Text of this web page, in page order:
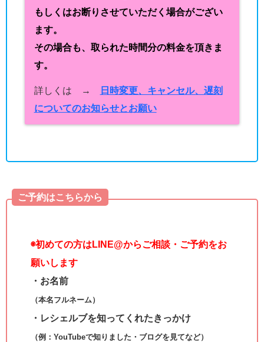
もしくはお断りさせていただく場合がござい
ます。
その場合も、取られた時間分の料金を頂きま
す。
詳しくは →
日時変更、キャンセル、遅刻
についてのお知らせとお願い
ご予約はこちらから
◉初めての方はLINE@からご相談・ご予約をお
願いします
・お名前
（本名フルネーム）
・レシェルブを知ってくれたきっかけ
（例：YouTubeで知りました・ブログを見てなど）